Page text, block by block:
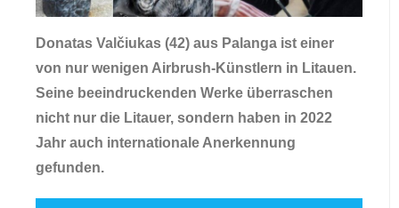
Donatas Valčiukas (42) aus Palanga ist einer
von nur wenigen Airbrush-Künstlern in Litauen.
Seine beeindruckenden Werke überraschen
nicht nur die Litauer, sondern haben in 2022
Jahr auch internationale Anerkennung
gefunden.